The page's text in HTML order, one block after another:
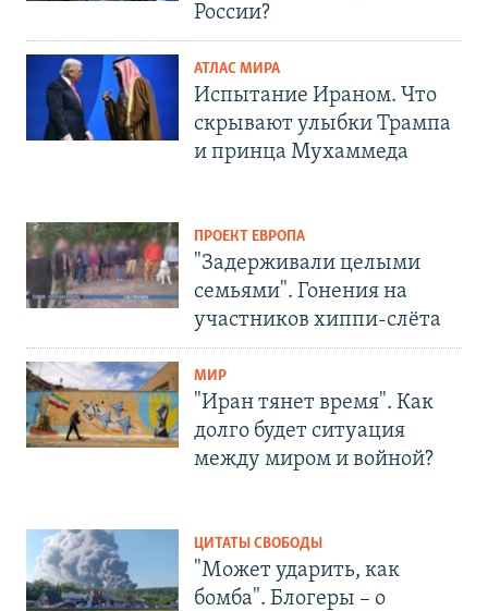
России?
АТЛАС МИРА
Испытание Ираном. Что
скрывают улыбки Трампа
и принца Мухаммеда
ПРОЕКТ ЕВРОПА
"Задерживали целыми
семьями". Гонения на
участников хиппи-слёта
МИР
"Иран тянет время". Как
долго будет ситуация
между миром и войной?
ЦИТАТЫ СВОБОДЫ
"Может ударить, как
бомба". Блогеры – о